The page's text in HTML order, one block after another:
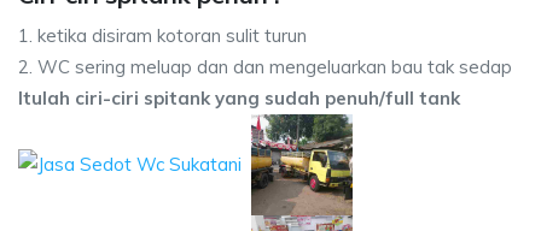
1. ketika disiram kotoran sulit turun
2. WC sering meluap dan dan mengeluarkan bau tak sedap
Itulah ciri-ciri spitank yang sudah penuh/full tank